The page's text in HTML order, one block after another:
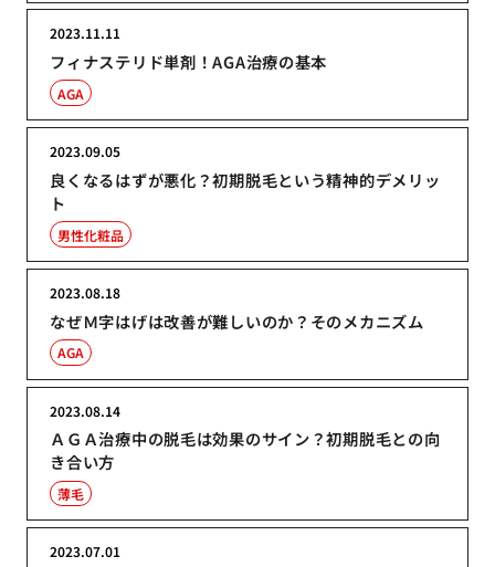
フィナステリド単剤！AGA治療の基本
2023.11.11
AGA
良くなるはずが悪化？初期脱毛という精神的デメリッ
ト
2023.09.05
男性化粧品
なぜＭ字はげは改善が難しいのか？そのメカニズム
2023.08.18
AGA
ＡＧＡ治療中の脱毛は効果のサイン？初期脱毛との向
き合い方
2023.08.14
薄毛
2023.07.01